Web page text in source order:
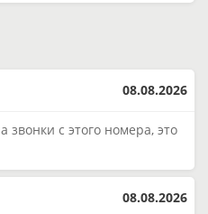
08.08.2026
звонки с этого номера, это
08.08.2026